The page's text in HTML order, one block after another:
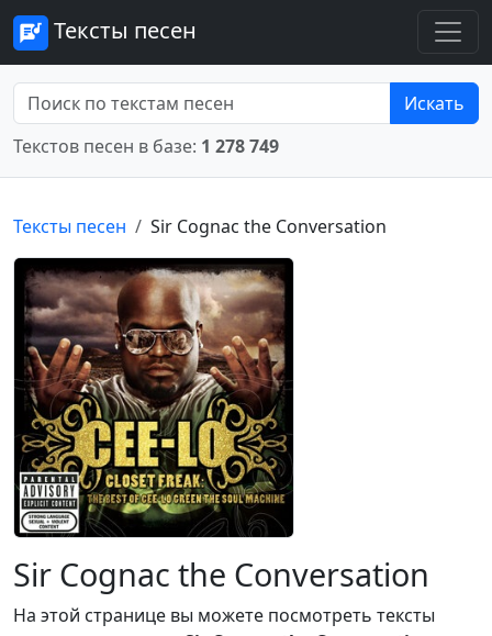
Тексты песен
Искать
Текстов песен в базе: 1 278 749
Тексты песен Sir Cognac the Conversation
Sir Cognac the Conversation
На этой странице вы можете посмотреть тексты